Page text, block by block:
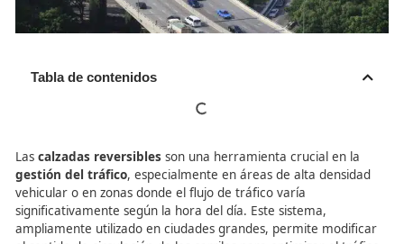
Tabla de contenidos